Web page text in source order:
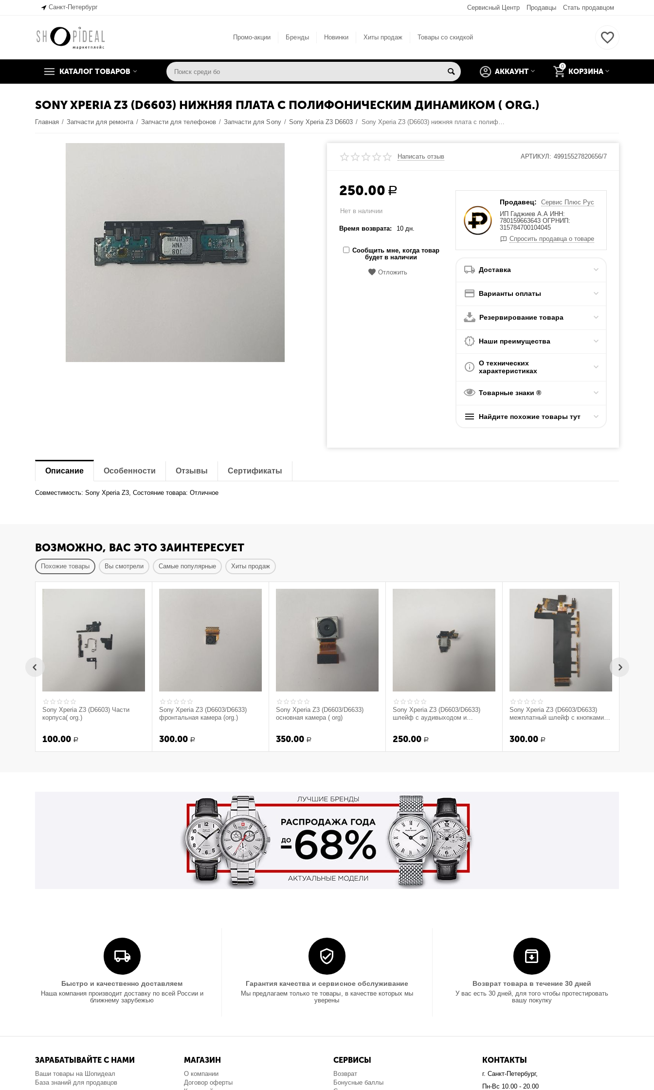
Санкт-Петербург Сервисный Центр Продавцы Стать продавцом
Промо-акции Бренды Новинки Хиты продаж Товары со скидкой
КАТАЛОГ ТОВАРОВ
0
КОРЗИНА
АККАУНТ
SONY XPERIA Z3 (D6603) НИЖНЯЯ ПЛАТА С ПОЛИФОНИЧЕСКИМ ДИНАМИКОМ ( ORG.)
Главная / Запчасти для ремонта / Запчасти для телефонов / Запчасти для Sony / Sony Xperia Z3 D6603 / Sony Xperia Z3 (D6603) нижняя плата с полифоническим динамиком ( org.)
Написать отзыв АРТИКУЛ: 49915527820656/7
250.00 Р
Нет в наличии
Время возврата: 10 дн.
Сообщить мне, когда товар
будет в наличии
Отложить
Продавец:
Сервис Плюс Рус
ИП Гаджиев А.А ИНН:
780159663643 ОГРНИП:
315784700104045
Спросить продавца о товаре
Доставка
Варианты оплаты
Резервирование товара
Наши преимущества
О технических
характеристиках
Товарные знаки ®
Найдите похожие товары тут
Описание Особенности Отзывы Сертификаты
Совместимость: Sony Xperia Z3, Состояние товара: Отличное
ВОЗМОЖНО, ВАС ЭТО ЗАИНТЕРЕСУЕТ
Похожие товары Вы смотрели Самые популярные Хиты продаж
Sony Xperia Z3 (D6603) Части
корпуса( org.)
100.00 Р
Sony Xperia Z3 (D6603/D6633)
фронтальная камера (org.)
300.00 Р
Sony Xperia Z3 (D6603/D6633)
основная камера ( org)
350.00 Р
Sony Xperia Z3 (D6603/D6633)
шлейф с аудивыходом и
250.00 Р
Sony Xperia Z3 (D6603/D6633)
межплатный шлейф с кнопками
300.00 Р
Быстро и качественно доставляем
Наша компания производит доставку по всей России и
ближнему зарубежью
Гарантия качества и сервисное обслуживание
Мы предлагаем только те товары, в качестве которых мы
уверены
Возврат товара в течение 30 дней
У вас есть 30 дней, для того чтобы протестировать
вашу покупку
ЗАРАБАТЫВАЙТЕ С НАМИ
Ваши товары на Шопидеал
База знаний для продавцов
МАГАЗИН
О компании
Договор оферты
СЕРВИСЫ
Возврат
Бонусные баллы
КОНТАКТЫ
г. Санкт-Петербург,
Пн-Вс 10.00 - 20.00